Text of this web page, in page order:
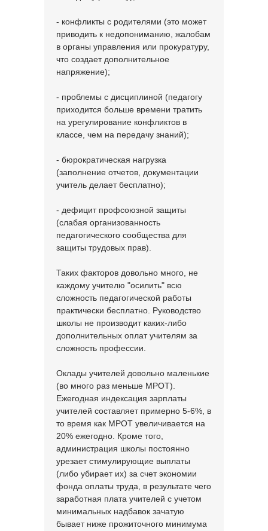
- конфликты с родителями (это может
приводить к недопониманию, жалобам
в органы управления или прокуратуру,
что создает дополнительное
напряжение);
- проблемы с дисциплиной (педагогу
приходится больше времени тратить
на урегулирование конфликтов в
классе, чем на передачу знаний);
- бюрократическая нагрузка
(заполнение отчетов, документации
учитель делает бесплатно);
- дефицит профсоюзной защиты
(слабая организованность
педагогического сообщества для
защиты трудовых прав).
Таких факторов довольно много, не
каждому учителю "осилить" всю
сложность педагогической работы
практически бесплатно. Руководство
школы не производит каких-либо
дополнительных оплат учителям за
сложность профессии.
Оклады учителей довольно маленькие
(во много раз меньше МРОТ).
Ежегодная индексация зарплаты
учителей составляет примерно 5-6%, в
то время как МРОТ увеличивается на
20% ежегодно. Кроме того,
администрация школы постоянно
урезает стимулирующие выплаты
(либо убирает их) за счет экономии
фонда оплаты труда, в результате чего
заработная плата учителей с учетом
минимальных надбавок зачатую
бывает ниже прожиточного минимума